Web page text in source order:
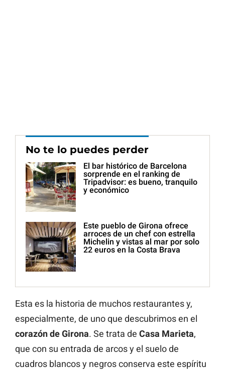
No te lo puedes perder
El bar histórico de Barcelona
sorprende en el ranking de
Tripadvisor: es bueno, tranquilo
y económico
Este pueblo de Girona ofrece
arroces de un chef con estrella
Michelin y vistas al mar por solo
22 euros en la Costa Brava
Esta es la historia de muchos restaurantes y,
especialmente, de uno que descubrimos en el
corazón de Girona. Se trata de Casa Marieta,
que con su entrada de arcos y el suelo de
cuadros blancos y negros conserva este espíritu